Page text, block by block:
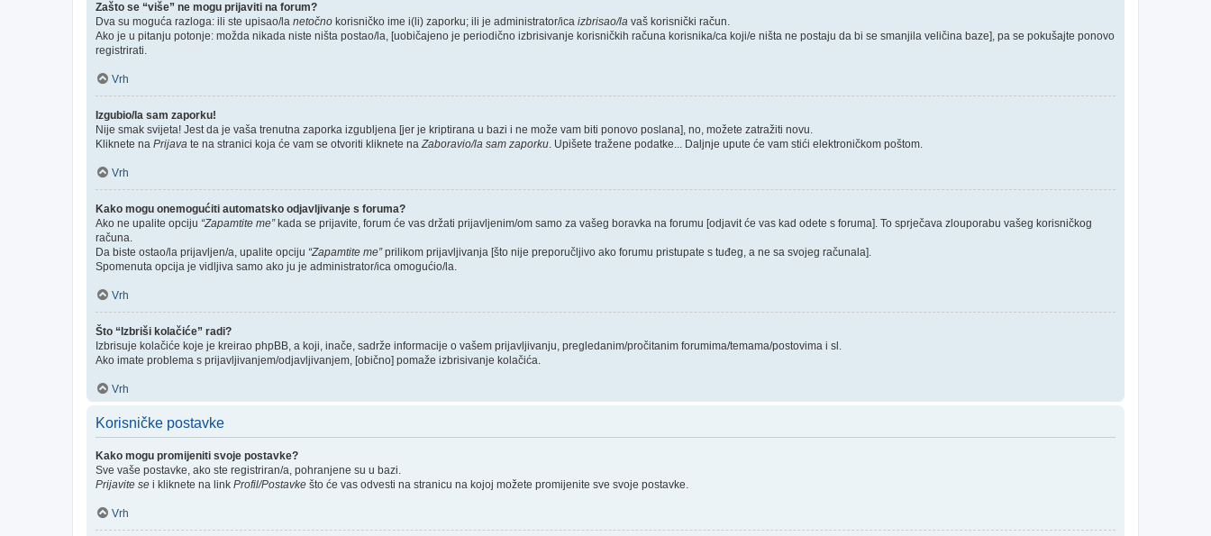
Zašto se “više” ne mogu prijaviti na forum?
Dva su moguća razloga: ili ste upisao/la netočno korisničko ime i(li) zaporku; ili je administrator/ica izbrisao/la vaš korisnički račun.
Ako je u pitanju potonje: možda nikada niste ništa postao/la, [uobičajeno je periodično izbrisivanje korisničkih računa korisnika/ca koji/e ništa ne postaju da bi se smanjila veličina baze], pa se pokušajte ponovo
registrirati.
Vrh
Izgubio/la sam zaporku!
Nije smak svijeta! Jest da je vaša trenutna zaporka izgubljena [jer je kriptirana u bazi i ne može vam biti ponovo poslana], no, možete zatražiti novu.
Kliknete na Prijava te na stranici koja će vam se otvoriti kliknete naZaboravio/la sam zaporku. Upišete tražene podatke... Daljnje upute će vam stići elektroničkom poštom.
Vrh
Kako mogu onemogućiti automatsko odjavljivanje s foruma?
Ako ne upalite opciju “Zapamtite me”kada se prijavite, forum će vas držati prijavljenim/om samo za vašeg boravka na forumu [odjavit će vas kad odete s foruma]. To sprječava zlouporabu vašeg korisničkog
računa.
Da biste ostao/la prijavljen/a, upalite opciju “Zapamtite me”prilikom prijavljivanja [što nije preporučljivo ako forumu pristupate s tuđeg, a ne sa svojeg računala].
Spomenuta opcija je vidljiva samo ako ju je administrator/ica omogućio/la.
Vrh
Što “Izbriši kolačiće” radi?
Izbrisuje kolačiće koje je kreirao phpBB, a koji, inače, sadrže informacije o vašem prijavljivanju, pregledanim/pročitanim forumima/temama/postovima i sl.
Ako imate problema s prijavljivanjem/odjavljivanjem, [obično] pomaže izbrisivanje kolačića.
Vrh
Korisničke postavke
Kako mogu promijeniti svoje postavke?
Sve vaše postavke, ako ste registriran/a, pohranjene su u bazi.
Prijavite se i kliknete na link Profil/Postavke što će vas odvesti na stranicu na kojoj možete promijenite sve svoje postavke.
Vrh